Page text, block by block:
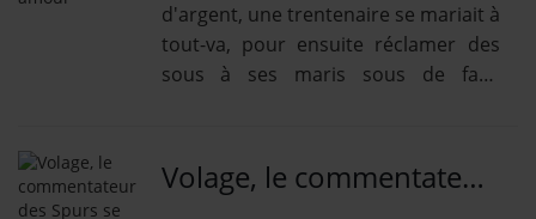
d'argent, une trentenaire se mariait à
tout-va, pour ensuite réclamer des
sous à ses maris sous de faux
Volage, le commentateur des Spurs se fait afficher par sa copine